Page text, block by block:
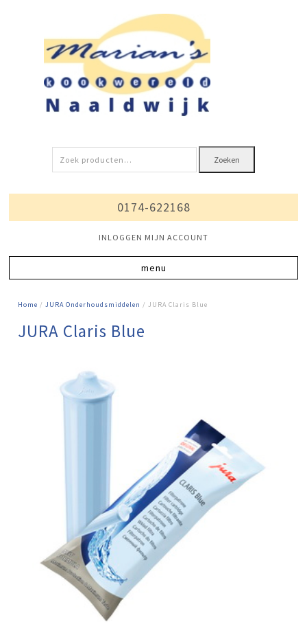
Zoeken
naar:
Zoeken
0174-622168
INLOGGEN MIJN ACCOUNT
Home /JURA Onderhoudsmiddelen / JURA Claris Blue
JURA Claris Blue